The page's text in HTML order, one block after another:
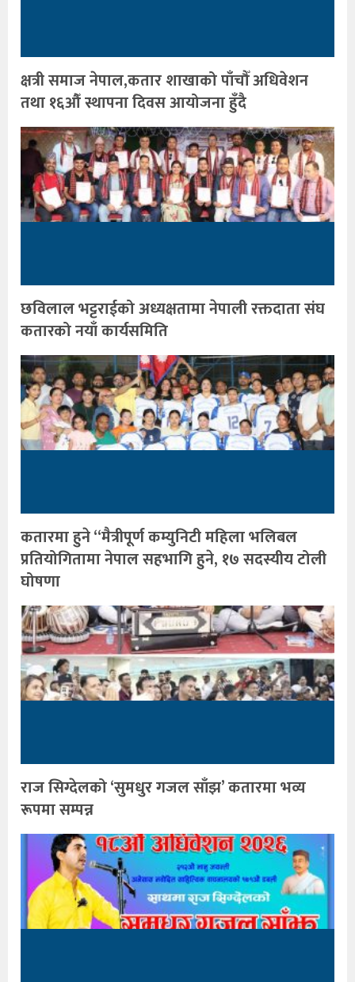
क्षत्री समाज नेपाल,कतार शाखाको पाँचौँ अधिवेशन
तथा १६औँ स्थापना दिवस आयोजना हुँदै
छविलाल भट्टराईको अध्यक्षतामा नेपाली रक्तदाता संघ
कतारको नयाँ कार्यसमिति
कतारमा हुने “मैत्रीपूर्ण कम्युनिटी महिला भलिबल
प्रतियोगितामा नेपाल सहभागि हुने, १७ सदस्यीय टोली
घोषणा
राज सिग्देलको ‘सुमधुर गजल साँझ’ कतारमा भव्य
रूपमा सम्पन्न